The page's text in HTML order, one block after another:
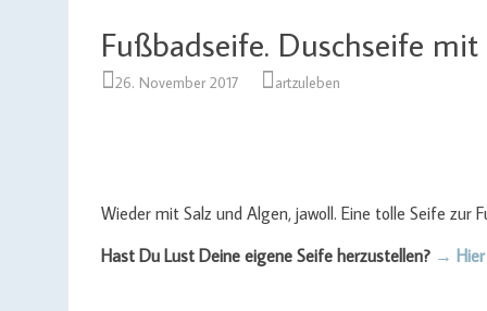
Fußbadseife. Duschseife
26. November 2017 artzuleben
Wieder mit Salz und Algen, jawoll. Eine tolle Seife zur
Hast Du Lust Deine eigene Seife herzustellen? → Hier